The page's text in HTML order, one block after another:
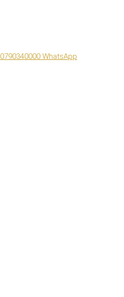
0790340000 WhatsApp